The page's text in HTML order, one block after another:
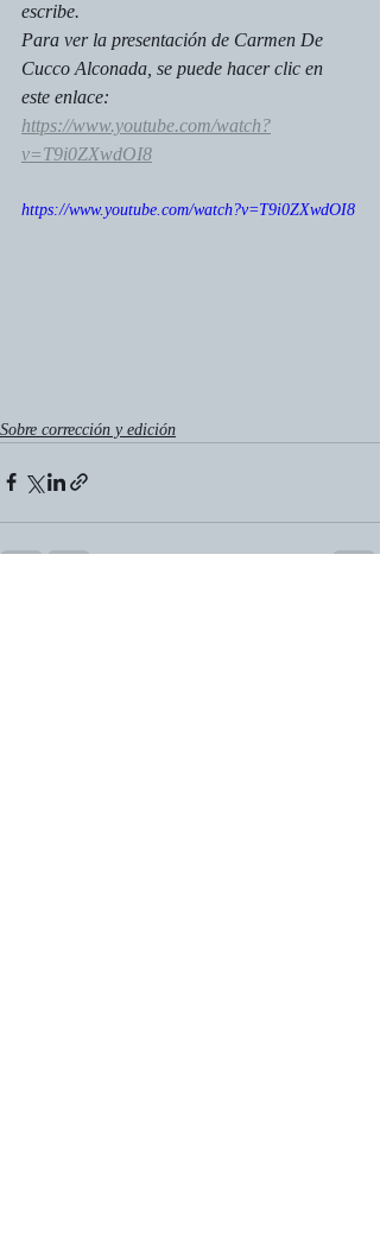
escribe.
Para ver la presentación de Carmen De
Cucco Alconada, se puede hacer clic en
este enlace:
https://www.youtube.com/watch?
v=T9i0ZXwdOI8
https://www.youtube.com/watch?v=T9i0ZXwdOI8
Sobre corrección y edición